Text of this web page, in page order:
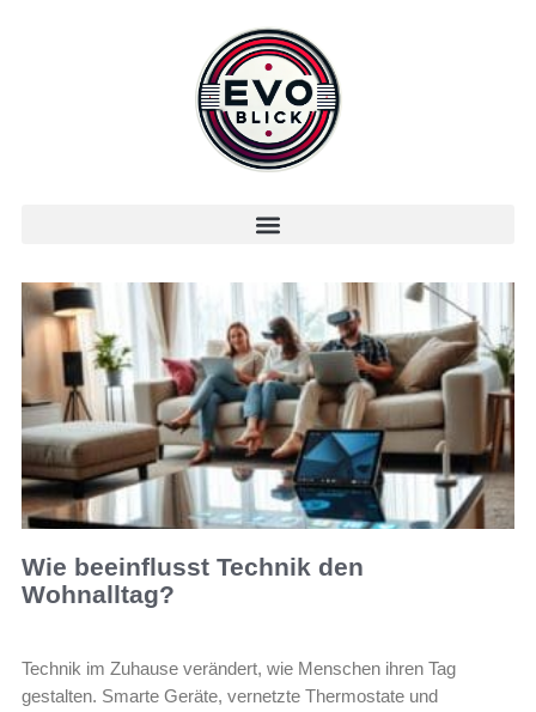
Wie beeinflusst Technik den
Wohnalltag?
Technik im Zuhause verändert, wie Menschen ihren Tag
gestalten. Smarte Geräte, vernetzte Thermostate und